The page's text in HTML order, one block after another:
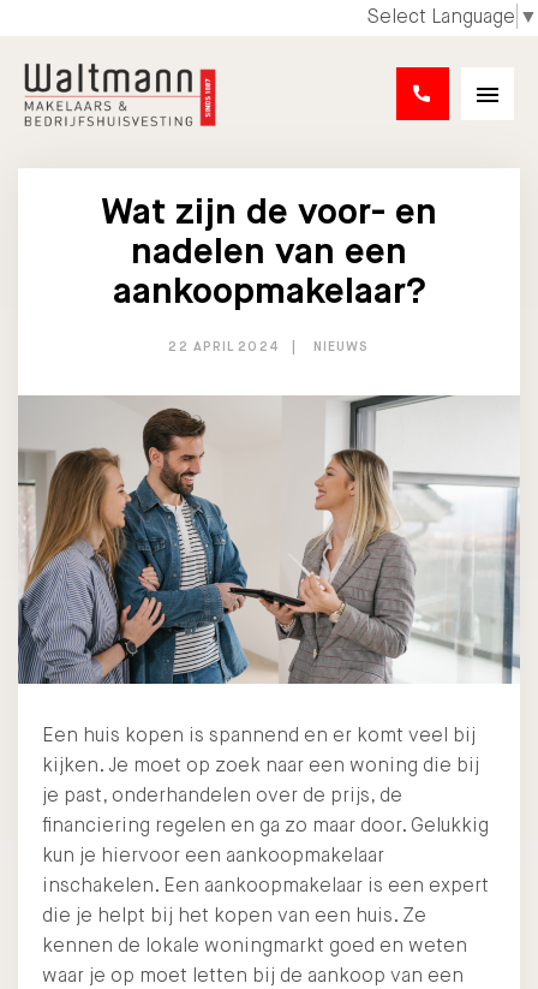
Select Language ▼
Wat zijn de voor- en
nadelen van een
aankoopmakelaar?
22 APRIL 2024 NIEUWS
Een huis kopen is spannend en er komt veel bij
kijken. Je moet op zoek naar een woning die bij
je past, onderhandelen over de prijs, de
financiering regelen en ga zo maar door. Gelukkig
kun je hiervoor een aankoopmakelaar
inschakelen. Een aankoopmakelaar is een expert
die je helpt bij het kopen van een huis. Ze
kennen de lokale woningmarkt goed en weten
waar je op moet letten bij de aankoop van een